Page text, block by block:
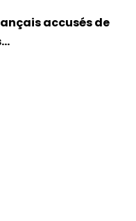
accusés de